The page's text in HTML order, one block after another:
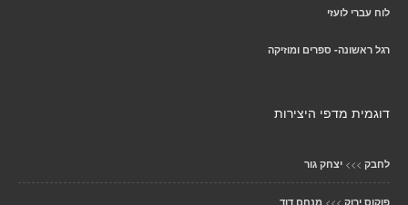
לוח עברי לועזי
רגל ראשונה- ספרים ומוזיקה
דוגמית מדפי היצירות
לחבק >>> יצחק גור
פוקוס ירוק >>> מנחם דוד